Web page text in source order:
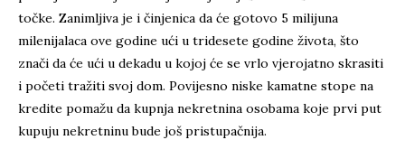
točke. Zanimljiva je i činjenica da će gotovo 5 milijuna
milenijalaca ove godine ući u tridesete godine života, što
znači da će ući u dekadu u kojoj će se vrlo vjerojatno skrasiti
i početi tražiti svoj dom. Povijesno niske kamatne stope na
kredite pomažu da kupnja nekretnina osobama koje prvi put
kupuju nekretninu bude još pristupačnija.